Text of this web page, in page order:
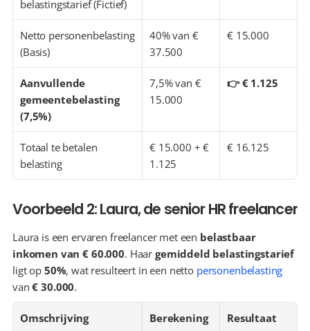
belastingstarief (Fictief)
Netto personenbelasting
(Basis)
40% van €
37.500
€ 15.000
Aanvullende
gemeentebelasting
(7,5%)
7,5% van €
15.000
👉 € 1.125
Totaal te betalen
belasting
€ 15.000 + €
1.125
€ 16.125
Voorbeeld 2: Laura, de senior HR freelancer
Laura is een ervaren freelancer met een belastbaar
inkomen van € 60.000. Haar gemiddeld belastingstarief
ligt op 50%, wat resulteert in een netto personenbelasting
van € 30.000.
Omschrijving Berekening Resultaat